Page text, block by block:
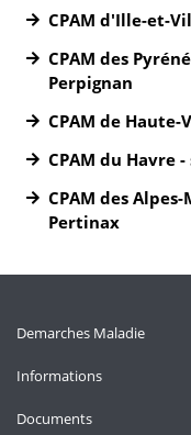
CPAM d'Ille-et-
CPAM des
Perpignan
CPAM de Haute-
CPAM du Havre
CPAM des
Pertinax
Demarches Maladie
Informations
Documents